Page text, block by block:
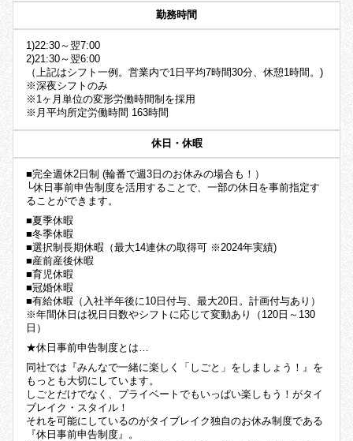
勤務時間
1)22:30～翌7:00
2)21:30～翌6:00
（上記はシフト一例。営業内で1日平均7時間30分、休憩1時間。)
※深夜シフトのみ
※1ヶ月単位の変形労働時間制を採用
※月平均所定労働時間 163時間
休日・休暇
■完全週休2日制 (輪番で週3日のお休みの場合も！）
└休日事前申告制度を活用することで、一部の休日を事前指定す
ることができます。
■夏季休暇
■冬季休暇
■選択制長期休暇（最大14連休の取得可 ※2024年実績)
■産前産後休暇
■育児休暇
■冠婚休暇
■有給休暇（入社半年後に10日付与、最大20日。計画付与あり）
※年間休日は祝日日数やシフトに応じて変動あり（120日～130
日）
★休日事前申告制度とは…
同社では『みんなで一緒に楽しく「しごと」をしましょう！』を
もっとも大切にしています。
しごとだけでなく、プライベートでもいっぱい楽しもう！がタイ
ブレイク・スタイル！
それを可能にしているのがタイブレイク独自のお休み制度である
『休日事前申告制度』。